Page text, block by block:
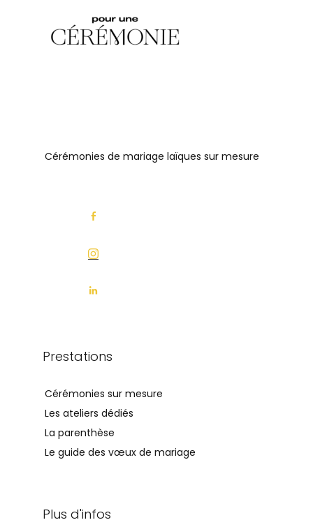
Cérémonies de mariage laïques sur mesure
Prestations
Cérémonies sur mesure
Les ateliers dédiés
La parenthèse
Le guide des vœux de mariage
Plus d'infos